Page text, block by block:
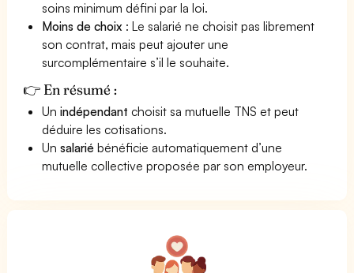
soins minimum défini par la loi.
Moins de choix : Le salarié ne choisit pas librement
son contrat, mais peut ajouter une
surcomplémentaire s’il le souhaite.
👉 En résumé :
Unindépendant choisit sa mutuelle TNS et peut
déduire les cotisations.
Unsalarié bénéficie automatiquement d’une
mutuelle collective proposée par son employeur.